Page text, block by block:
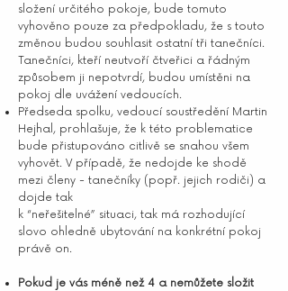
složení určitého pokoje, bude tomuto
vyhověno pouze za předpokladu, že s touto
změnou budou souhlasit ostatní tři tanečníci.
Tanečníci, kteří neutvoří čtveřici a řádným
způsobem ji nepotvrdí, budou umístěni na
pokoj dle uvážení vedoucích.
Předseda spolku, vedoucí soustředění Martin
Hejhal, prohlašuje, že k této problematice
bude přistupováno citlivě se snahou všem
vyhovět. V případě, že nedojde ke shodě
mezi členy - tanečníky (popř. jejich rodiči) a
dojde tak
k “neřešitelné” situaci, tak má rozhodující
slovo ohledně ubytování na konkrétní pokoj
právě on.
Pokud je vás méně než 4 a nemůžete složit